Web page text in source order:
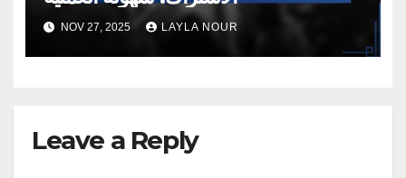
NOV 27, 2025 LAYLA NOUR
Leave a Reply